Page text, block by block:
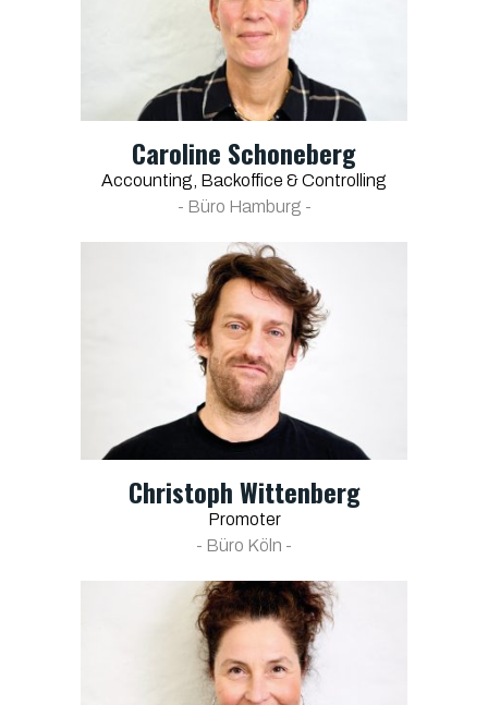
Caroline Schoneberg
Accounting, Backoffice & Controlling
- Büro Hamburg -
Christoph Wittenberg
Promoter
- Büro Köln -